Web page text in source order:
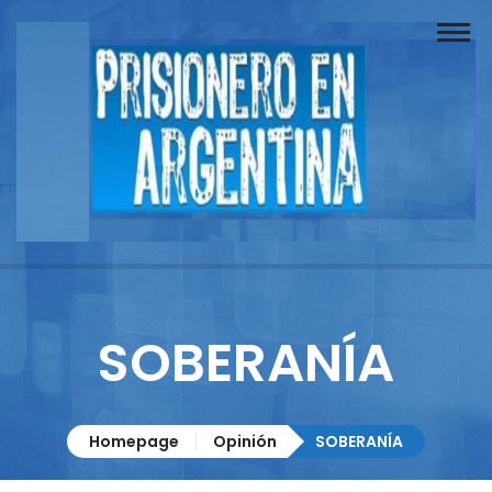
Buscador
Documentos
Reportajes
Columnistas
Contacto
SOBERANÍA
Homepage Opinión SOBERANÍA